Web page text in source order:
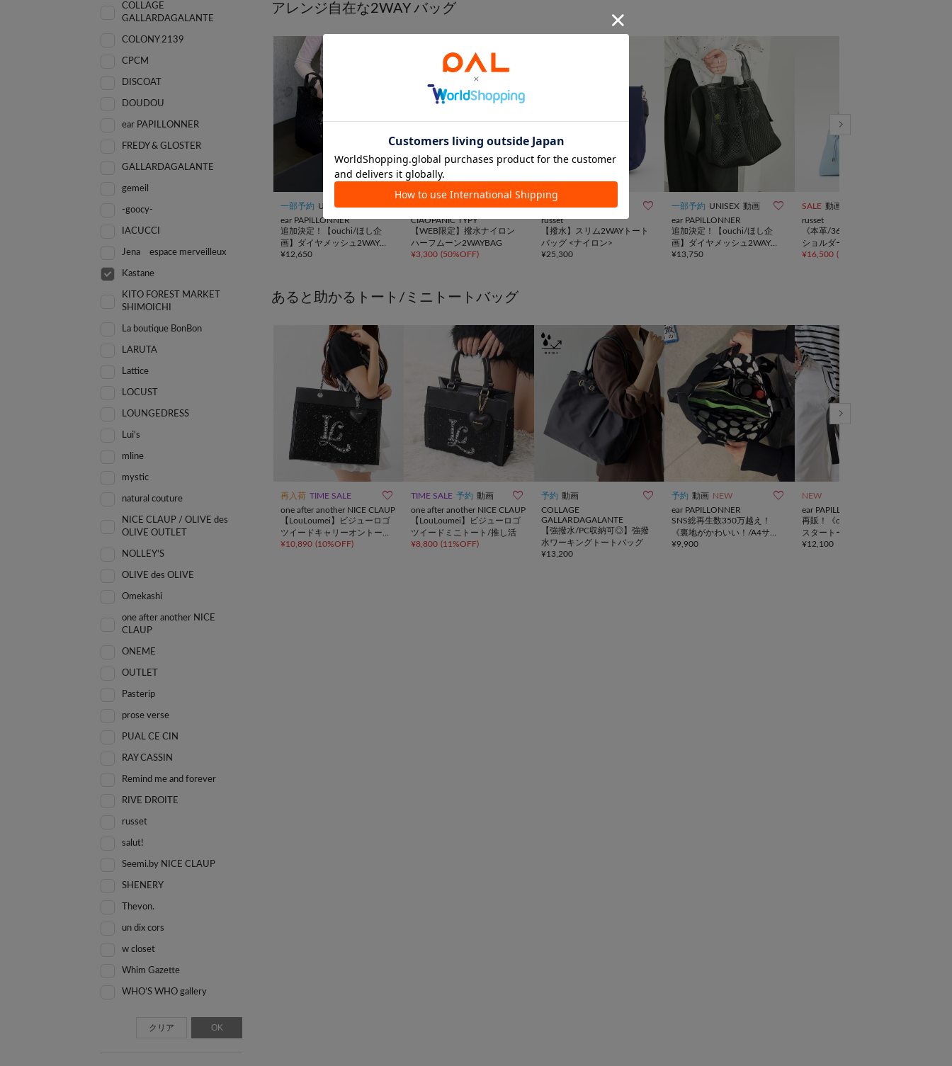
アレンジ自在な2WAY バッグ
一部予約 UNISEX 
ear PAPILLONNER
追加決定！【ouchi/ほし企
画】ダイヤメッシュ2WAYト
ートバッグ Sサイズ
¥12,650
TIME SALE WEB限定 
CIAOPANIC TYPY
【WEB限定】撥水ナイロン
ハーフムーン2WAYBAG
¥3,300 (50%OFF)
再入荷 動画 
russet
【撥水】スリム2WAYトート
バッグ <ナイロン>
¥25,300
一部予約 UNISEX 動画 
ear PAPILLONNER
追加決定！【ouchi/ほし企
画】ダイヤメッシュ2WAYト
ートバッグLサイズ
¥13,750
SALE 動画
russet
《本革/360g》レザー2WAY
ショルダーバッグ
¥16,500 (
あると助かるトート/ミニトートバッグ
再入荷 TIME SALE 
one after another NICE CLAUP
【LouLoumei】ビジューロゴ
ツイードキャリーオントー
ト/推し活
¥10,890 (10%OFF)
TIME SALE 予約 動画 
one after another NICE CLAUP
【LouLoumei】ビジューロゴ
ツイードミニトート/推し活
¥8,800 (11%OFF)
予約 動画 
COLLAGE
GALLARDAGALANTE
【強撥水/PC収納可◎】強撥
水ワーキングトートバッグ
¥13,200
予約 動画 NEW 
ear PAPILLONNER
SNS総再生数350万越え！
《裏地がかわいい！/A4サイ
ズ対応》アジャスタートート
¥9,900
NEW
ear PAPILLONNER
再販！《ouchi企画》アジャ
スタートートバッグ横型
¥12,100
COLLAGE
GALLARDAGALANTE
COLONY 2139
CPCM
DISCOAT
DOUDOU
ear PAPILLONNER
FREDY & GLOSTER
GALLARDAGALANTE
gemeil
-goocy-
IACUCCI
Jena espace merveilleux
Kastane
KITO FOREST MARKET
SHIMOICHI
La boutique BonBon
LARUTA
Lattice
LOCUST
LOUNGEDRESS
Lui's
mline
mystic
natural couture
NICE CLAUP / OLIVE des
OLIVE OUTLET
NOLLEY'S
OLIVE des OLIVE
Omekashi
one after another NICE
CLAUP
ONEME
OUTLET
Pasterip
prose verse
PUAL CE CIN
RAY CASSIN
Remind me and forever
RIVE DROITE
russet
salut!
Seemi.by NICE CLAUP
SHENERY
Thevon.
un dix cors
w closet
Whim Gazette
WHO’S WHO gallery
クリア OK